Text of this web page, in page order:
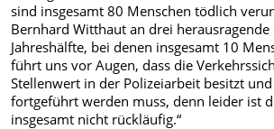
sind insgesamt 80 Menschen tödlich
Bernhard Witthaut an drei
Jahreshälfte, bei denen insgesamt 10
führt uns vor Augen, dass die
Stellenwert in der Polizeiarbeit besitzt
fortgeführt werden muss, denn leider ist
insgesamt nicht rückläufig.“